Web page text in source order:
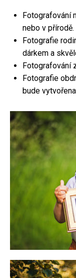
Fotografování
nebo v přírodě.
Fotografie
dárkem a
Fotografování
Fotografie
bude